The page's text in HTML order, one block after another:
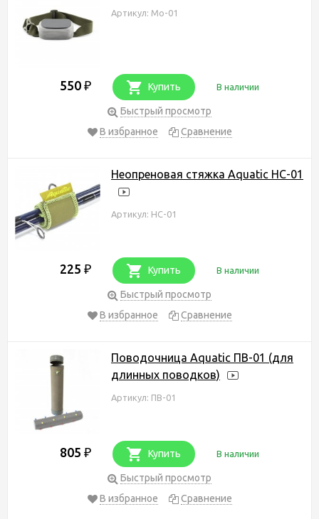
Артикул: Мо-01
550 ₽ Купить В наличии
Быстрый просмотр
В избранное
Сравнение
Неопреновая стяжка Aquatic НС-01
Артикул: НС-01
225 ₽ Купить В наличии
Быстрый просмотр
В избранное
Сравнение
Поводочница Aquatic ПВ-01 (для
длинных поводков)
Артикул: ПВ-01
805 ₽ Купить В наличии
Быстрый просмотр
В избранное
Сравнение